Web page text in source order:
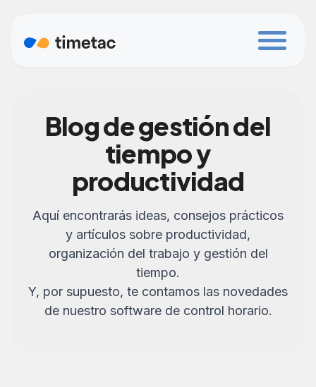
Blog de gestión del
tiempo y
productividad
Aquí encontrarás ideas, consejos prácticos
y artículos sobre productividad,
organización del trabajo y gestión del
tiempo.
Y, por supuesto, te contamos las novedades
de nuestro software de control horario.